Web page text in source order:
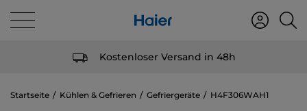
Kostenloser Versand in 48h
Startseite Kühlen & Gefrieren Gefriergeräte H4F306WAH1